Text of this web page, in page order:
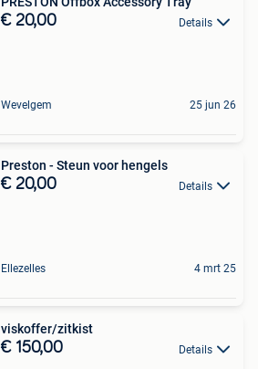
€ 20,00 Details
Wevelgem 25 jun 26
Preston - Steun voor hengels
€ 20,00 Details
Ellezelles 4 mrt 25
viskoffer/zitkist
€ 150,00 Details